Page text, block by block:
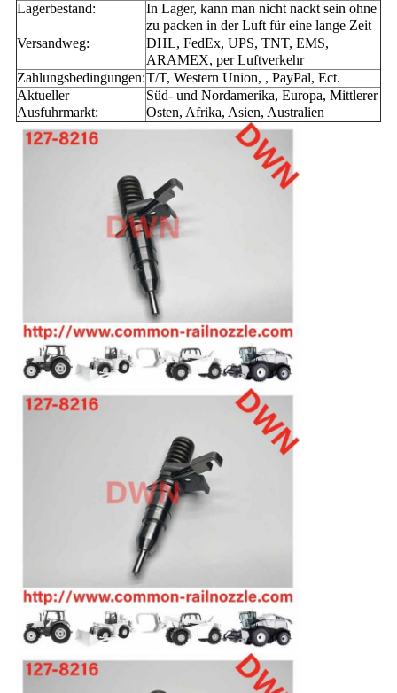
Lagerbestand:
In Lager, kann man nicht nackt sein ohne
zu packen in der Luft für eine lange Zeit
Versandweg:
DHL, FedEx, UPS, TNT, EMS,
ARAMEX, per Luftverkehr
Zahlungsbedingungen:T/T, Western Union, , PayPal, Ect.
Aktueller
Ausfuhrmarkt:
Süd- und Nordamerika, Europa, Mittlerer
Osten, Afrika, Asien, Australien